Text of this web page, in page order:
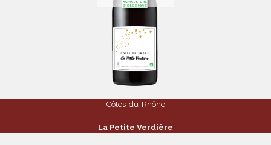
Côtes-du-Rhône
La Petite Verdière